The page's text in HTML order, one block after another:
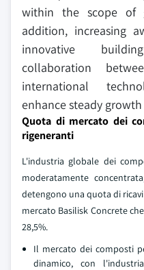
within the scope of
addition, increasing
innovative
collaboration
international
enhance steady
Quota di mercato dei
rigeneranti
L'industria globale dei
moderatamente
detengono una quota di
mercato Basilisk Concrete
28,5%.
Il mercato dei composti
dinamico, con